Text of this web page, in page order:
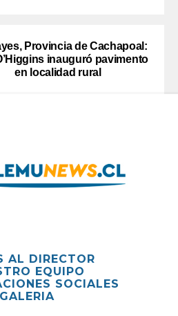
Provincia de Cachapoal:
inauguró pavimento
en localidad rural
AL DIRECTOR
EQUIPO
SOCIALES
GALERIA